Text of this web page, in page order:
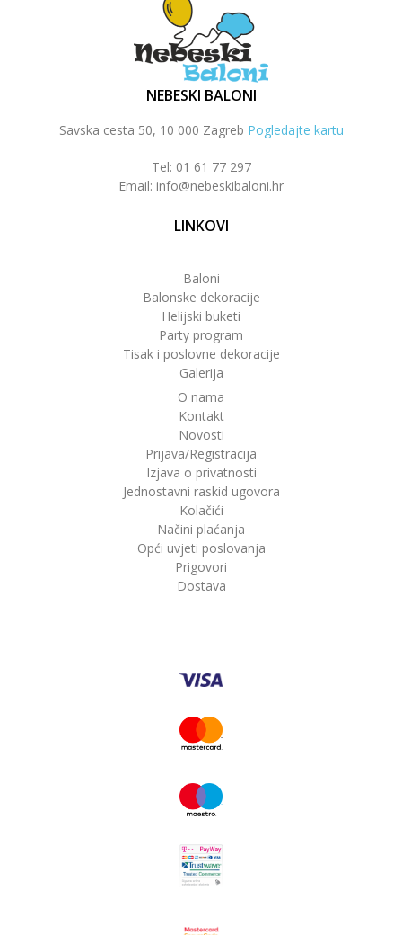
NEBESKI BALONI
Savska cesta 50, 10 000 Zagreb Pogledajte kartu
Tel: 01 61 77 297
Email: info@nebeskibaloni.hr
LINKOVI
Baloni
Balonske dekoracije
Helijski buketi
Party program
Tisak i poslovne dekoracije
Galerija
O nama
Kontakt
Novosti
Prijava/Registracija
Izjava o privatnosti
Jednostavni raskid ugovora
Kolačići
Načini plaćanja
Opći uvjeti poslovanja
Prigovori
Dostava